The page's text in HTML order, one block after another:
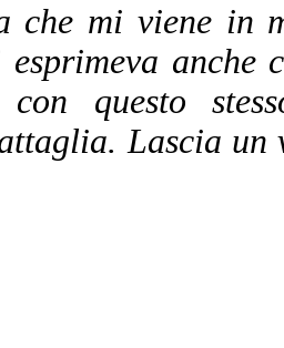
che mi viene in
anche
questo
Lascia un